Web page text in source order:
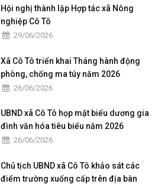
Hội nghị thành lập Hợp tác xã Nông
nghiệp Cô Tô
29/06/2026
Xã Cô Tô triển khai Tháng hành động
phòng, chống ma túy năm 2026
26/06/2026
UBND xã Cô Tô họp mặt biểu dương gia
đình văn hóa tiêu biểu năm 2026
26/06/2026
Chủ tịch UBND xã Cô Tô khảo sát các
điểm trường xuống cấp trên địa bàn